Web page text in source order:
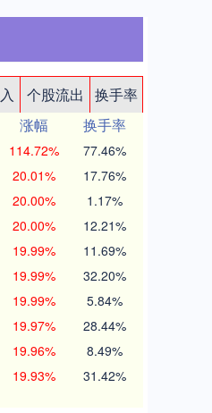
个股流出
换手率
涨幅
换手率
114.72% 77.46%
20.01% 17.76%
20.00% 1.17%
20.00% 12.21%
19.99% 11.69%
19.99% 32.20%
19.99% 5.84%
19.97% 28.44%
19.96% 8.49%
19.93% 31.42%